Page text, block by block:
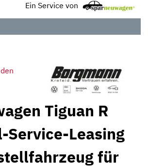
Ein Service von
Tiguan R
Service-Leasing
für